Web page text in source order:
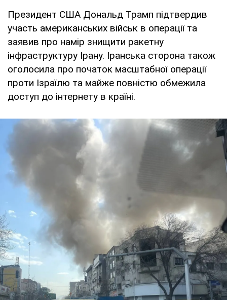
Президент США Дональд Трамп підтвердив
участь американських військ в операції та
заявив про намір знищити ракетну
інфраструктуру Ірану. Іранська сторона також
оголосила про початок масштабної операції
проти Ізраїлю та майже повністю обмежила
доступ до інтернету в країні.